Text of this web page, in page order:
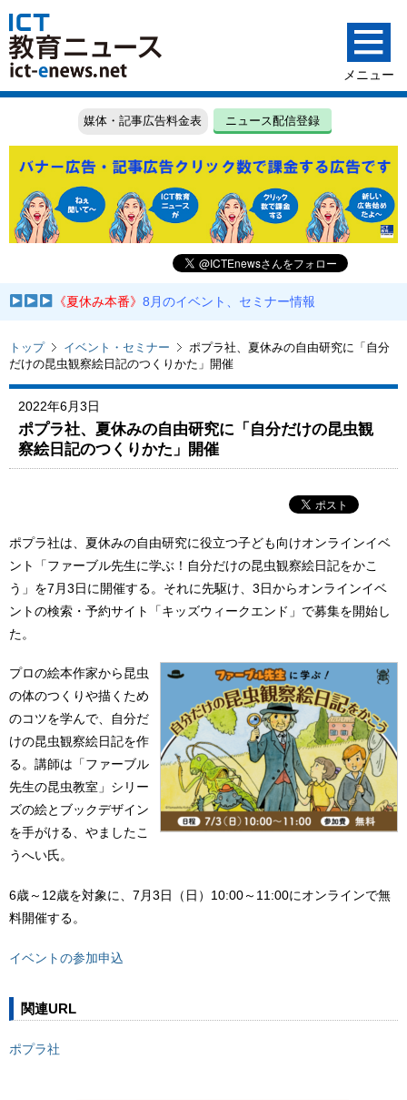
媒体・記事広告料金表 ニュース配信登録
《夏休み本番》8月のイベント、セミナー情報
トップ イベント・セミナー
ポプラ社、夏休みの自由研究に「自分
だけの昆虫観察絵日記のつくりかた」開催
2022年6月3日
ポプラ社、夏休みの自由研究に「自分だけの昆虫観
察絵日記のつくりかた」開催
ポプラ社は、夏休みの自由研究に役立つ子ども向けオンラインイベ
ント「ファーブル先生に学ぶ！自分だけの昆虫観察絵日記をかこ
う」を7月3日に開催する。それに先駆け、3日からオンラインイベ
ントの検索・予約サイト「キッズウィークエンド」で募集を開始し
た。
プロの絵本作家から昆虫
の体のつくりや描くため
のコツを学んで、自分だ
けの昆虫観察絵日記を作
る。講師は「ファーブル
先生の昆虫教室」シリー
ズの絵とブックデザイン
を手がける、やましたこ
うへい氏。
6歳～12歳を対象に、7月3日（日）10:00～11:00にオンラインで無
料開催する。
イベントの参加申込
関連URL
ポプラ社